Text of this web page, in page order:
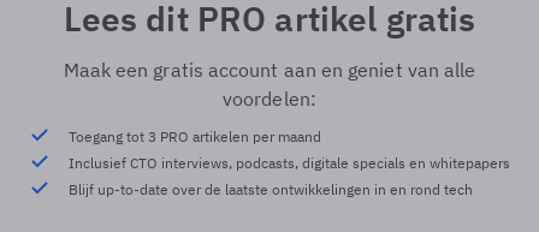
Lees dit PRO artikel gratis
Maak een gratis account aan en geniet van alle
voordelen:
Toegang tot 3 PRO artikelen per maand
Inclusief CTO interviews, podcasts, digitale specials en whitepapers
Blijf up-to-date over de laatste ontwikkelingen in en rond tech